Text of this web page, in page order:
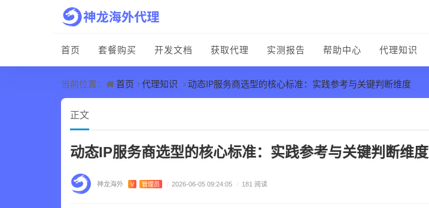
首页 套餐购买 开发文档 获取代理 实测报告 帮助中心 代理知识
当前位置： 首页 代理知识 动态IP服务商选型的核心标准：实践参考与关键判断维度
正文
动态IP服务商选型的核心标准：实践参考与关键判断维度
神龙海外 V 管理员 / 2026-06-05 09:24:05 / 181 阅读